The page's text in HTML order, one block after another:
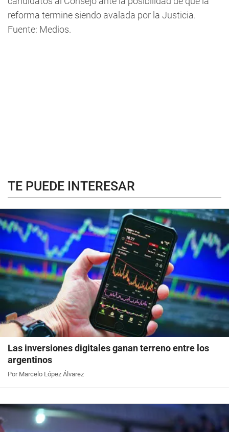
reforma termine siendo avalada por la Justicia.
Fuente: Medios.
TE PUEDE INTERESAR
Las inversiones digitales ganan terreno entre los
argentinos
Por Marcelo López Álvarez